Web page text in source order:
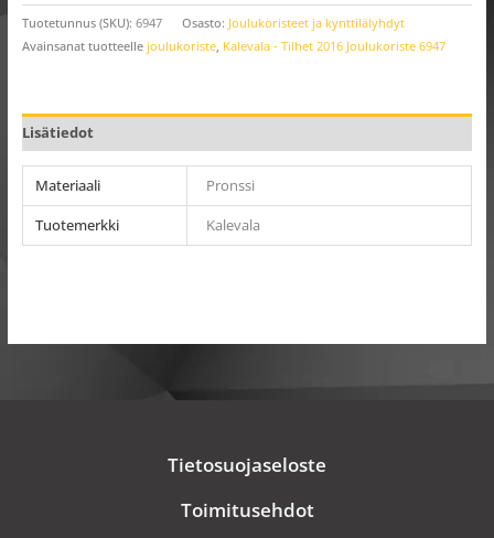
Tuotetunnus (SKU): 6947 Osasto: Joulukoristeet ja kynttilälyhdyt
Avainsanat tuotteelle joulukoriste, Kalevala - Tilhet 2016 Joulukoriste 6947
Lisätiedot
Materiaali
Pronssi
Tuotemerkki
Kalevala
Tietosuojaseloste
Toimitusehdot